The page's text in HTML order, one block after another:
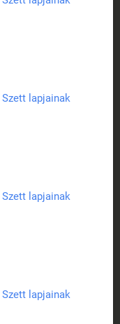
Szett lapjainak
Szett lapjainak
Szett lapjainak